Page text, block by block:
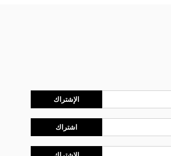
الإشتراك
اشتراك